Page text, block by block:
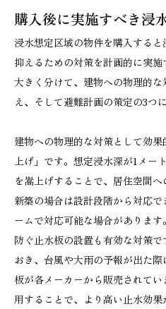
購入後に実施すべき浸
浸水想定区域の物件を購入する
抑えるための対策を計画的に実
大きく分けて、建物への物理的
え、そして避難計画の策定の3つ
建物への物理的な対策として効
上げ」です。想定浸水深が1メー
を嵩上げすることで、居住空間へ
新築の場合は設計段階から対応
ームで対応可能な場合がありま
防ぐ止水板の設置も有効な対策
おき、台風や大雨の予報が出た
板が各メーカーから販売されて
用することで、より高い止水効果